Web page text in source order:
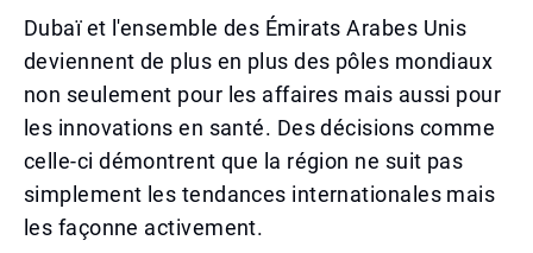
Dubaï et l'ensemble des Émirats Arabes Unis
deviennent de plus en plus des pôles mondiaux
non seulement pour les affaires mais aussi pour
les innovations en santé. Des décisions comme
celle-ci démontrent que la région ne suit pas
simplement les tendances internationales mais
les façonne activement.